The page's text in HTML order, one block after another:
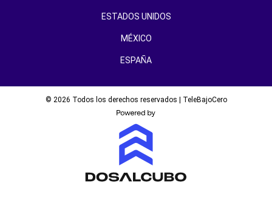
ESTADOS UNIDOS
MÉXICO
ESPAÑA
© 2026 Todos los derechos reservados | TeleBajoCero